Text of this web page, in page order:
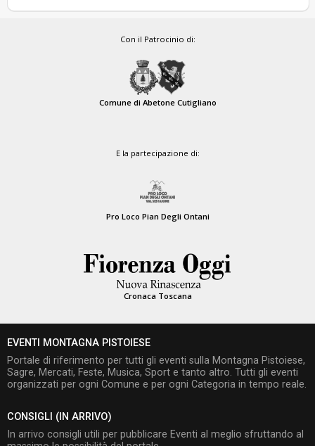
Con il Patrocinio di:
Comune di Abetone Cutigliano
E la partecipazione di:
Pro Loco Pian Degli Ontani
Cronaca Toscana
EVENTI MONTAGNA PISTOIESE
Portale di riferimento per tutti gli eventi sulla Montagna Pistoiese,
Sagre, Mercati, Feste, Musica, Sport e tanto altro. Tutti gli eventi
organizzati per ogni Comune e per ogni Categoria in tempo reale.
CONSIGLI (IN ARRIVO)
In arrivo consigli utili per pubblicare Eventi al meglio sfruttando al